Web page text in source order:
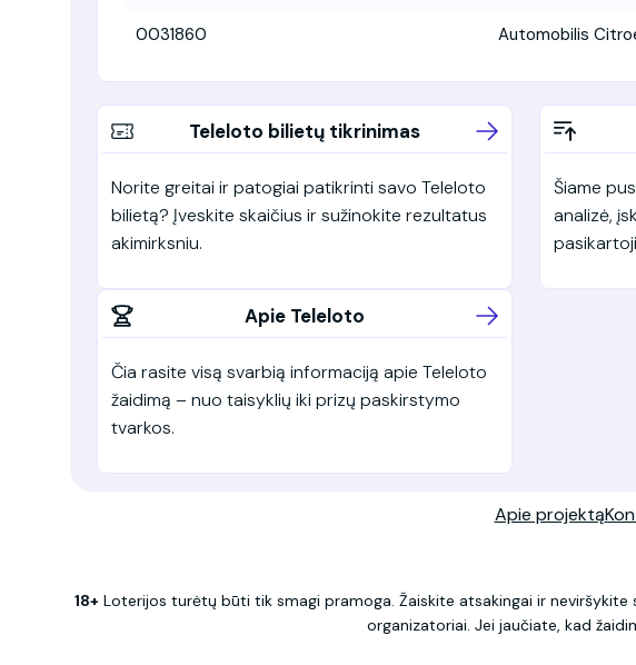
0031860 Automobilis
Teleloto bilietų tikrinimas
Norite greitai ir patogiai patikrinti savo Teleloto
bilietą? Įveskite skaičius ir sužinokite rezultatus
akimirksniu.
Šiame
analizė,
Apie Teleloto
Čia rasite visą svarbią informaciją apie Teleloto
žaidimą – nuo taisyklių iki prizų paskirstymo
tvarkos.
Apie projektą
18+ Loterijos turėtų būti tik smagi pramoga. Žaiskite atsakingai ir
organizatoriai. Jei jaučiate, kad